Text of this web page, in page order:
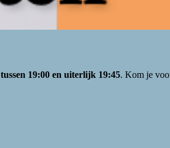
tussen 19:00 en uiterlijk 19:45. Kom je